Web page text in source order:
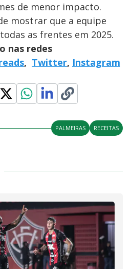
de menor impacto.
mostrar que a equipe
as frentes em 2025.
nas redes
, Twitter, Instagram
PALMEIRAS RECEITAS